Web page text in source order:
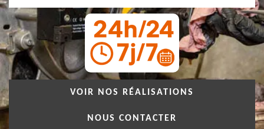
VOIR NOS RÉALISATIONS
NOUS CONTACTER